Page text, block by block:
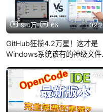
9.4万 66
GitHub狂揽4.2万星！这才是
Windows系统该有的神级文件
App